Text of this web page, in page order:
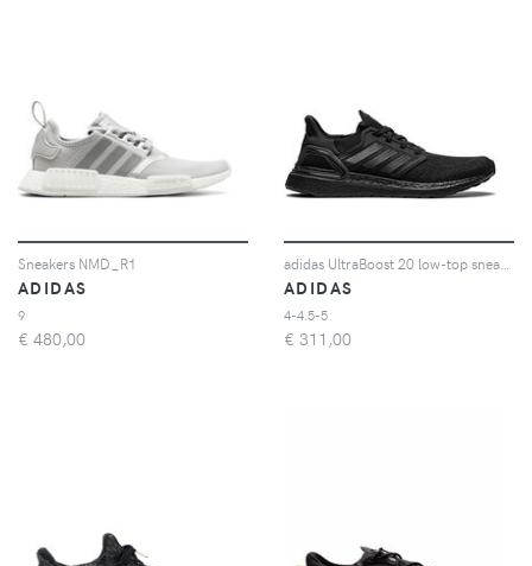
Sneakers NMD_R1
ADIDAS
9
€ 480,00
ADIDAS
4-4.5-5
€ 311,00